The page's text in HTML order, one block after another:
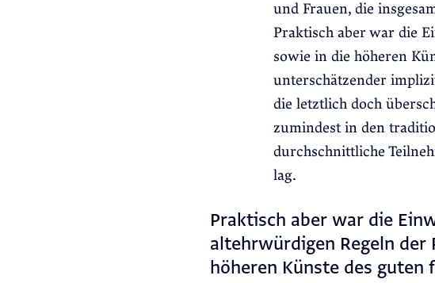
und Frauen, die
Praktisch aber war die
sowie in die höheren
unterschätzender
die letztlich doch
zumindest in den
durchschnittliche
lag.
Praktisch aber war die
altehrwürdigen Regeln
höheren Künste des guten